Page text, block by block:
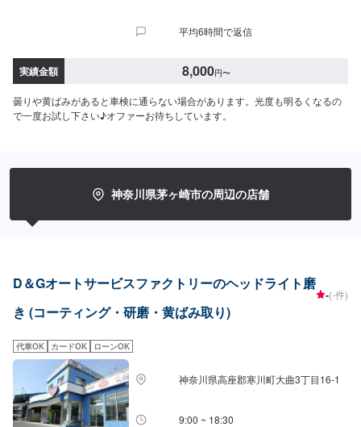
平均6時間で返信
実績金額 8,000円〜
曇りや黄ばみがあると車検に通らない場合があります。光度も明るくなるの
で一度お試し下さい♪オファーお待ちしています。
神奈川県茅ヶ崎市の周辺の店舗
D＆Gオートサービスファクトリーのヘッドライト磨
き (コーティング・研磨・黄ばみ取り)
-(-件)
代車OK カードOK ローンOK
神奈川県高座郡寒川町大曲3丁目16-1
9:00 ~ 18:30